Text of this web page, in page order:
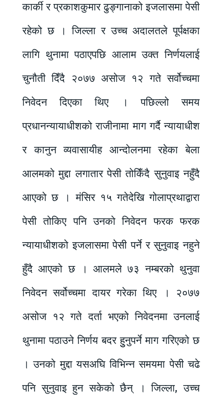
कार्की र प्रकाशकुमार ढुङ्गानाको इजलासमा पेसी
रहेको छ । जिल्ला र उच्च अदालतले पूर्पक्षका
लागि थुनामा पठाएपछि आलाम उक्त निर्णयलाई
चुनौती दिँदै २०७७ असोज १२ गते सर्वोच्चमा
निवेदन दिएका थिए । पछिल्लो समय
प्रधानन्यायाधीशको राजीनामा माग गर्दै न्यायाधीश
र कानुन व्यवासायीह आन्दोलनमा रहेका बेला
आलमको मुद्दा लगातार पेसी तोकिँदै सुनुवाइ नहुँदै
आएको छ । मंसिर १५ गतेदेखि गोलाप्रथाद्वारा
पेसी तोकिए पनि उनको निवेदन फरक फरक
न्यायाधीशको इजलासमा पेसी पर्ने र सुनुवाइ नहुने
हुँदै आएको छ । आलमले ७३ नम्बरको थुनुवा
निवेदन सर्वोच्चमा दायर गरेका थिए । २०७७
असोज १२ गते दर्ता भएको निवेदनमा उनलाई
थुनामा पठाउने निर्णय बदर हुुनुपर्ने माग गरिएको छ
। उनको मुद्दा यसअघि विभिन्न समयमा पेसी चढे
पनि सुनुवाइ हुन सकेको छैन् । जिल्ला, उच्च